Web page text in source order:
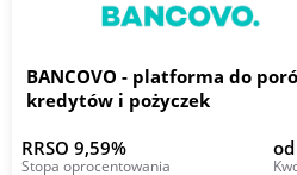
BANCOVO - platforma do
kredytów i pożyczek
RRSO 9,59%
Stopa oprocentowania